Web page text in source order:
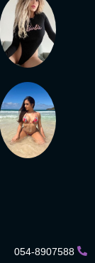
054-8907588